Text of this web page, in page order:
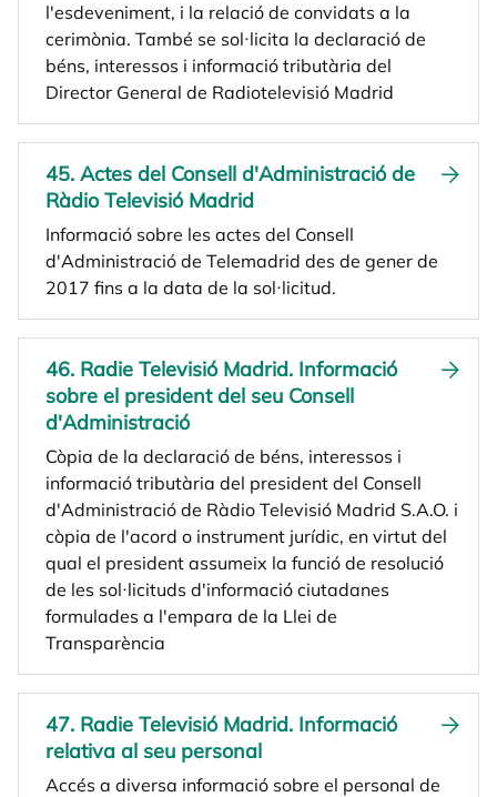
l'esdeveniment, i la relació de convidats a la
cerimònia. També se sol·licita la declaració de
béns, interessos i informació tributària del
Director General de Radiotelevisió Madrid
45. Actes del Consell d'Administració de
Ràdio Televisió Madrid
Informació sobre les actes del Consell
d'Administració de Telemadrid des de gener de
2017 fins a la data de la sol·licitud.
46. Radie Televisió Madrid. Informació
sobre el president del seu Consell
d'Administració
Còpia de la declaració de béns, interessos i
informació tributària del president del Consell
d'Administració de Ràdio Televisió Madrid S.A.O. i
còpia de l'acord o instrument jurídic, en virtut del
qual el president assumeix la funció de resolució
de les sol·licituds d'informació ciutadanes
formulades a l'empara de la Llei de
Transparència
47. Radie Televisió Madrid. Informació
relativa al seu personal
Accés a diversa informació sobre el personal de